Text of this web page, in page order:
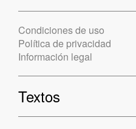
Condiciones de uso
Política de privacidad
Información legal
Textos